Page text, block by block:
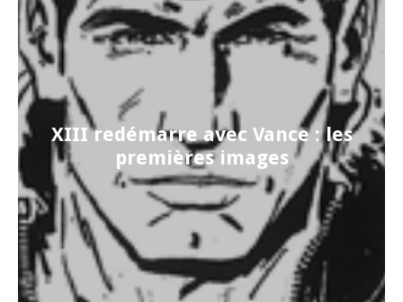
XIII redémarre avec Vance : les
premières images